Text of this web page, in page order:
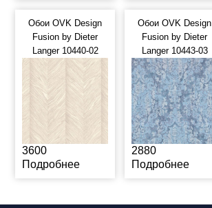
Обои OVK Design
Fusion by Dieter
Langer 10440-02
3600
Подробнее
Обои OVK Design
Fusion by Dieter
Langer 10443-03
2880
Подробнее